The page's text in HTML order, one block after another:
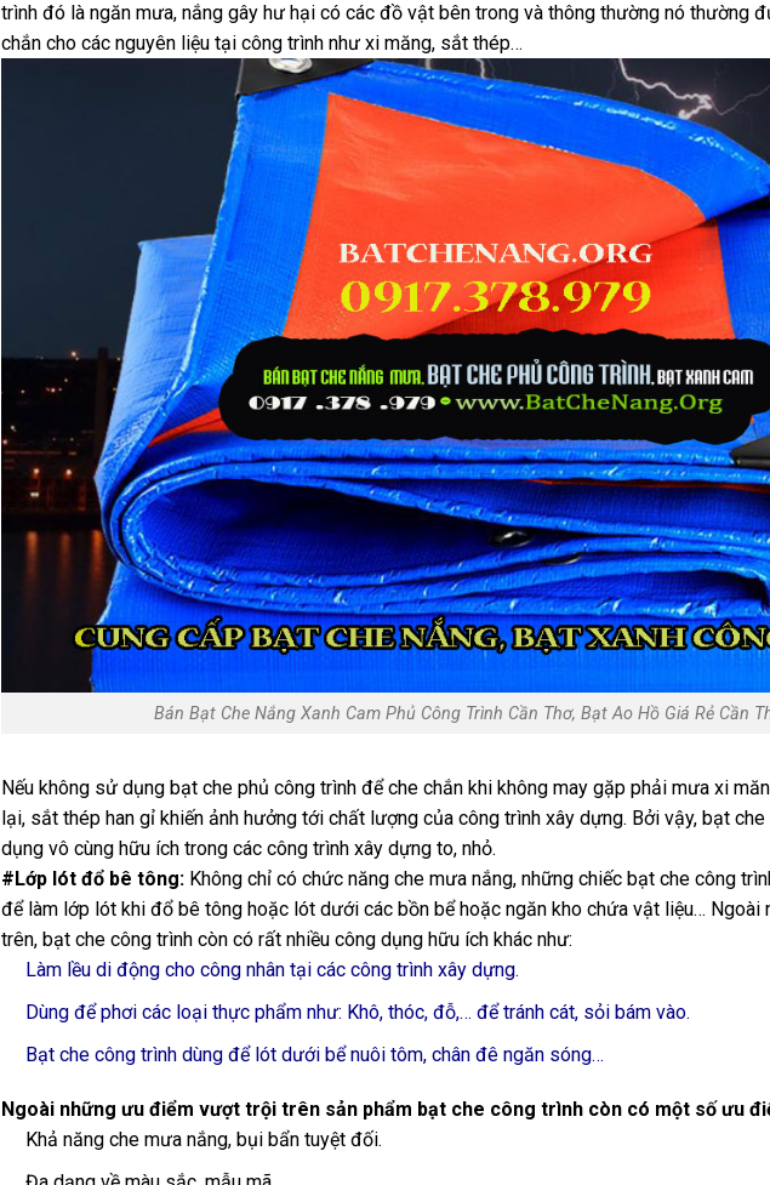
trình đó là ngăn mưa, nắng gây hư hại có các đồ vật bên trong và thông thường nó thường
chắn cho các nguyên liệu tại công trình như xi măng, sắt thép…
Bán Bạt Che Nắng Xanh Cam Phủ Công Trình Cần Thơ, Bạt Ao Hồ Giá Rẻ Cần
Nếu không sử dụng bạt che phủ công trình để che chắn khi không may gặp phải mưa xi
lại, sắt thép han gỉ khiến ảnh hưởng tới chất lượng của công trình xây dựng. Bởi vậy, bạt
dụng vô cùng hữu ích trong các công trình xây dựng to, nhỏ.
#Lớp lót đổ bê tông: Không chỉ có chức năng che mưa nắng, những chiếc bạt che công
để làm lớp lót khi đổ bê tông hoặc lót dưới các bồn bể hoặc ngăn kho chứa vật liệu… Ngoài
trên, bạt che công trình còn có rất nhiều công dụng hữu ích khác như:
Làm lều di động cho công nhân tại các công trình xây dựng.
Dùng để phơi các loại thực phẩm như: Khô, thóc, đỗ,… để tránh cát, sỏi bám vào.
Bạt che công trình dùng để lót dưới bể nuôi tôm, chân đê ngăn sóng…
Ngoài những ưu điểm vượt trội trên sản phẩm bạt che công trình còn có một số ưu
Khả năng che mưa nắng, bụi bẩn tuyệt đối.